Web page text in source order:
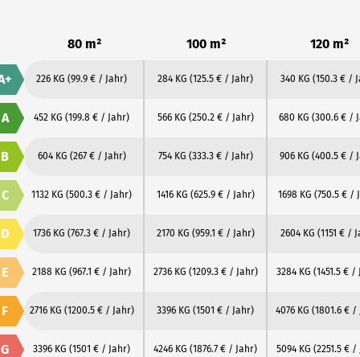
80 m² 100 m² 120 m²
226 KG (99.9 € / Jahr) 284 KG (125.5 € / Jahr) 340 KG (150.3 € /
A 452 KG (199.8 € / Jahr) 566 KG (250.2 € / Jahr) 680 KG (300.6 € /
B 604 KG (267 € / Jahr) 754 KG (333.3 € / Jahr) 906 KG (400.5 € /
C 1132 KG (500.3 € / Jahr) 1416 KG (625.9 € / Jahr) 1698 KG (750.5 € /
D 1736 KG (767.3 € / Jahr) 2170 KG (959.1 € / Jahr) 2604 KG (1151 € /
E 2188 KG (967.1 € / Jahr) 2736 KG (1209.3 € / Jahr) 3284 KG (1451.5 € /
F 2716 KG (1200.5 € / Jahr) 3396 KG (1501 € / Jahr) 4076 KG (1801.6 € /
G 3396 KG (1501 € / Jahr) 4246 KG (1876.7 € / Jahr) 5094 KG (2251.5 € /